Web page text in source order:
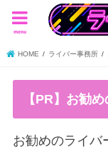
menu
HOME ライバー事務所
【PR】お勧
お勧めのライバ